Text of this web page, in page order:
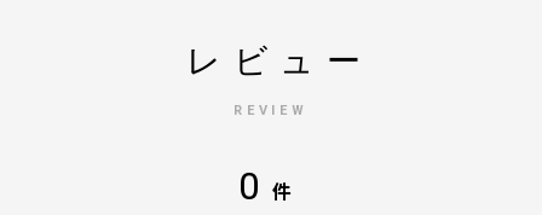
レビュー
REVIEW
0 件